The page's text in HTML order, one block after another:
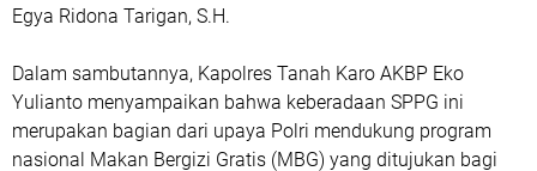
Egya Ridona Tarigan, S.H.
Dalam sambutannya, Kapolres Tanah Karo AKBP Eko
Yulianto menyampaikan bahwa keberadaan SPPG ini
merupakan bagian dari upaya Polri mendukung program
nasional Makan Bergizi Gratis (MBG) yang ditujukan bagi